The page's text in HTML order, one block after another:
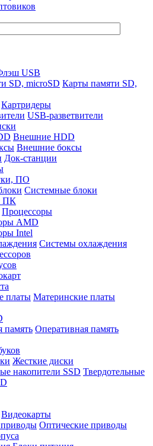
USB
Карты памяти SD,
Картридеры
USB-разветвители
Внешние HDD
Внешние боксы
Док-станции
ПО
Системные блоки
ПК
Процессоры
AMD
Intel
Системы охлаждения
Материнские платы
Оперативная память
Жесткие диски
Твердотельные
Видеокарты
Оптические приводы